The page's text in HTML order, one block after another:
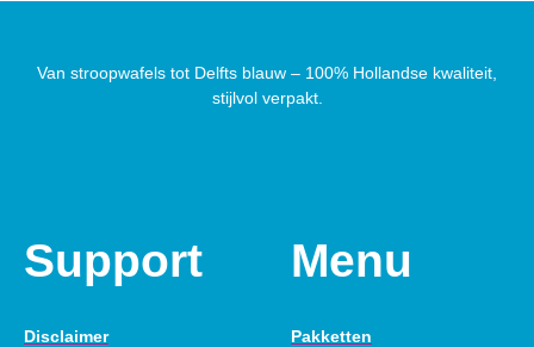
Van stroopwafels tot Delfts blauw – 100% Hollandse kwaliteit,
stijlvol verpakt.
Support
Disclaimer
Menu
Pakketten